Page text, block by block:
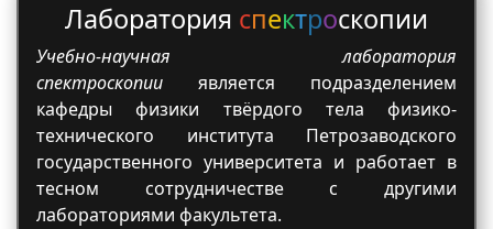
Лаборатория спектроскопии
Учебно-научная лаборатория
спектроскопии является подразделением
кафедры физики твёрдого тела физико-
технического института Петрозаводского
государственного университета и работает в
тесном сотрудничестве с другими
лабораториями факультета.